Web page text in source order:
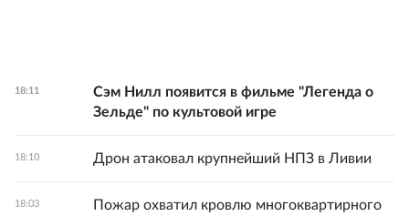
18:11
Сэм Нилл появится в фильме "Легенда о
Зельде" по культовой игре
18:10 Дрон атаковал крупнейший НПЗ в Ливии
18:03
Пожар охватил кровлю многоквартирного